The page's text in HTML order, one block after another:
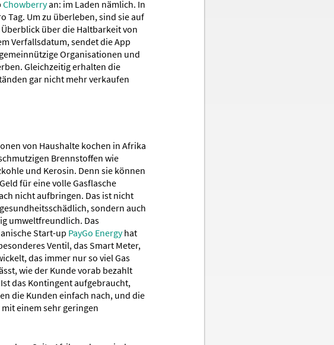
Chowberryan: im Laden nämlich. In
Tag. Um zu überleben, sind sie auf
über die Haltbarkeit von
Verfallsdatum, sendet die App
Organisationen und
Gleichzeitig erhalten die
gar nicht mehr verkaufen
von Haushalte kochen in Afrika
Brennstoffen wie
und Kerosin. Denn sie können
für eine volle Gasflasche
nicht aufbringen. Das ist nicht
sondern auch
umweltfreundlich. Das
Start-up PayGo Energyhat
Ventil, das Smart Meter,
das immer nur so viel Gas
wie der Kunde vorab bezahlt
das Kontingent aufgebraucht,
die Kunden einfach nach, und die
einem sehr geringen